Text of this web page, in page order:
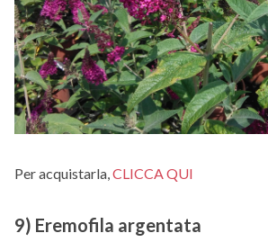
Per acquistarla,CLICCA QUI
9) Eremofila argentata